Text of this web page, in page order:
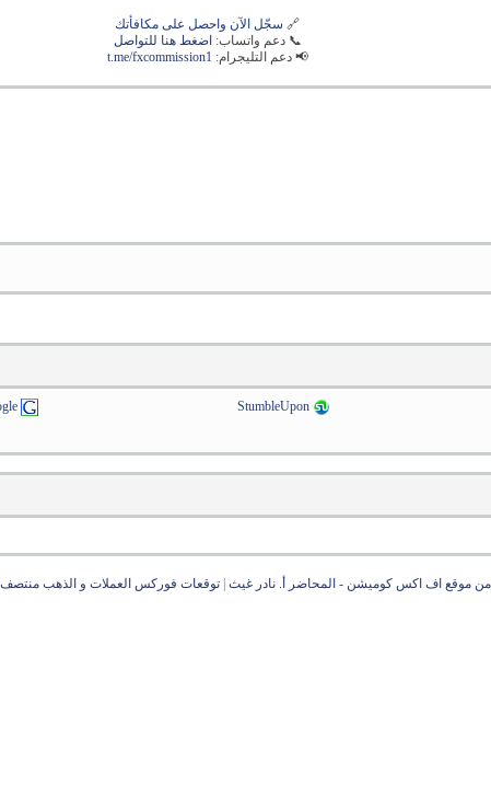
🔗 سجّل الآن واحصل على مكافأتك
📞 دعم واتساب: اضغط هنا للتواصل
📢 دعم التليجرام: t.me/fxcommission1
StumbleUpon
من موقع اف اكس كوميشن - المحاضر أ. نادر غيث |توقعات فوركس العملات و الذهب منتصف الاسبوع حتى 5 فبراير